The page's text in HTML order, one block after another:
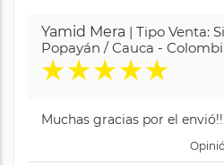
Yamid Mera | Tipo Venta:
Popayán / Cauca -
★★★★★
Muchas gracias por el